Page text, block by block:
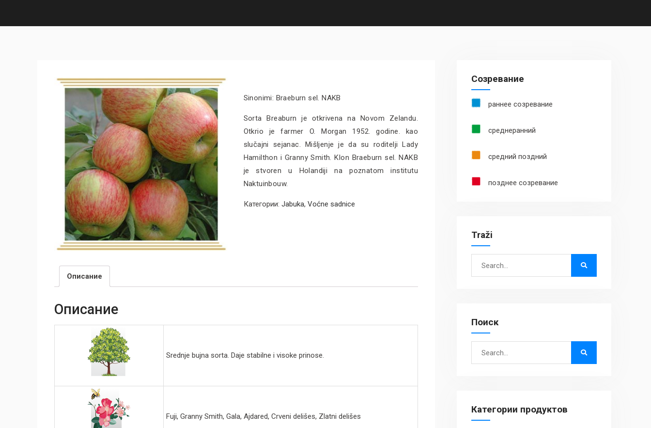
Sinonimi: Braeburn sel. NAKB
Sorta Breaburn je otkrivena na Novom Zelandu.
Otkrio je farmer O. Morgan 1952. godine. kao
slučajni sejanac. Mišljenje je da su roditelji Lady
Hamilthon i Granny Smith. Klon Braeburn sel. NAKB
je stvoren u Holandiji na poznatom institutu
Naktuinbouw.
Категории: Jabuka, Voćne sadnice
Описание
Описание
Srednje bujna sorta. Daje stabilne i visoke prinose.
Fuji, Granny Smith, Gala, Ajdared, Crveni delišes, Zlatni delišes
Созревание
раннее созревание
среднеранний
средний поздний
позднее созревание
Traži
Поиск
Категории продуктов